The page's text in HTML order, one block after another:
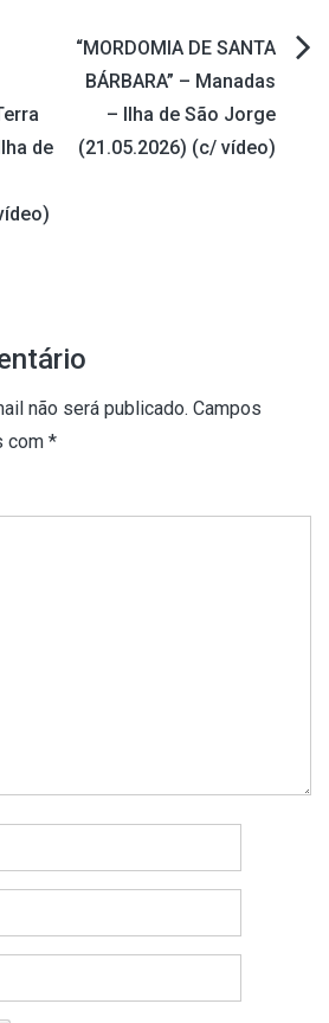
de
“MORDOMIA DE SANTA
BÁRBARA” – Manadas
– Ilha de São Jorge
(21.05.2026) (c/ vídeo)
não será publicado. Campos
com *